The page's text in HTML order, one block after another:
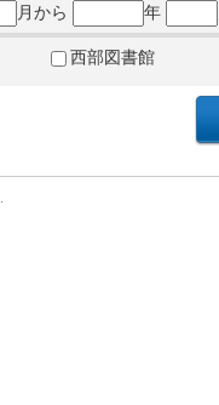
月から 年
西部図書館